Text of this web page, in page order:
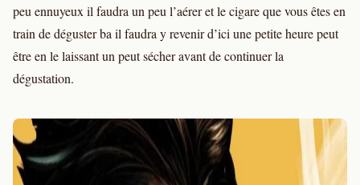
peu ennuyeux il faudra un peu l’aérer et le cigare que vous êtes en
train de déguster ba il faudra y revenir d’ici une petite heure peut
être en le laissant un peut sécher avant de continuer la
dégustation.